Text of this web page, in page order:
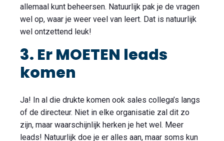
allemaal kunt beheersen. Natuurlijk pak je de vragen
wel op, waar je weer veel van leert. Dat is natuurlijk
wel ontzettend leuk!
3. Er MOETEN leads
komen
Ja! In al die drukte komen ook sales collega’s langs
of de directeur. Niet in elke organisatie zal dit zo
zijn, maar waarschijnlijk herken je het wel. Meer
leads! Natuurlijk doe je er alles aan, maar soms kun